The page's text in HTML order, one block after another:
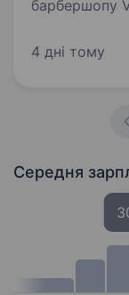
барбершопу Venom
барбершоп у
4 дні тому
Середня